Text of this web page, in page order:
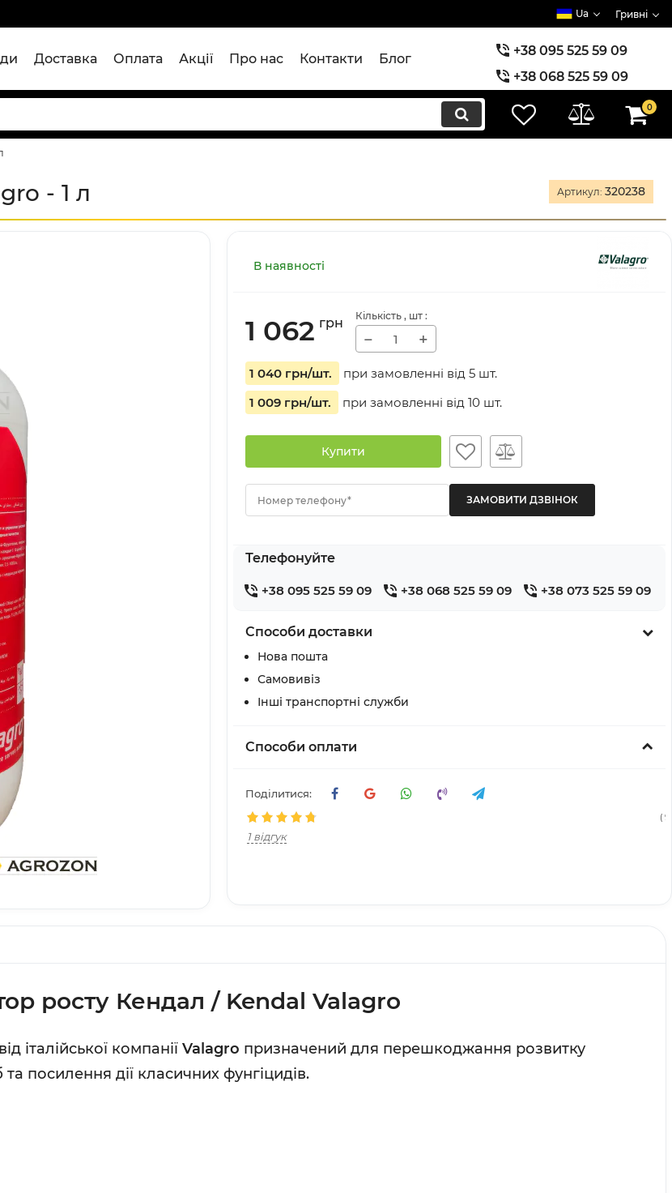
Ua Гривні
Доставка Оплата Акції Про нас Контакти Блог
+38 095 525 59 09
+38 068 525 59 09
+38 073 525 59 09
0
- 1 л Артикул: 320238
В наявності
1 062 грн Кількість , шт :
− +
1 040 грн/шт. при замовленні від 5 шт.
1 009 грн/шт. при замовленні від 10 шт.
Купити
Номер телефону*
Телефонуйте
+38 095 525 59 09 +38 068 525 59 09 +38 073 525 59 09
Способи доставки
Нова пошта
Самовивіз
Інші транспортні служби
Способи оплати
Поділитися:
(
1 відгук
росту Кендал / Kendal Valagro
італійської компанії Valagro призначений для перешкоджання розвитку
посилення дії класичних фунгіцидів.